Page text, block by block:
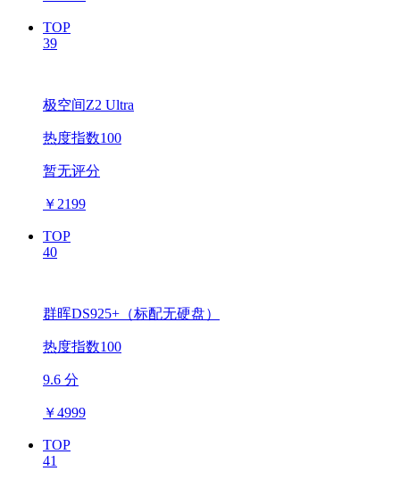
TOP
39
极空间Z2 Ultra
热度指数100
暂无评分
￥ 2199
TOP
40
群晖DS925+（标配无硬盘）
热度指数100
9.6 分
￥4999
TOP
41